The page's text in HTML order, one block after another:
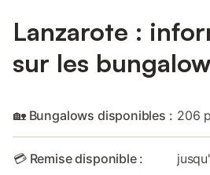
Lanzarote :
sur les
🏡 Bungalows disponibles : 206
💳 Remise disponible :